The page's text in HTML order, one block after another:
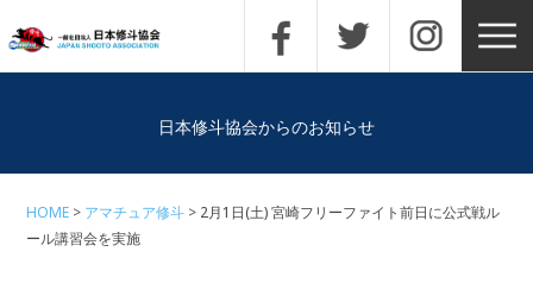
日本修斗協会からのお知らせ
HOME アマチュア修斗
2月1日(土) 宮崎フリーファイト前日に公式戦ル
ール講習会を実施